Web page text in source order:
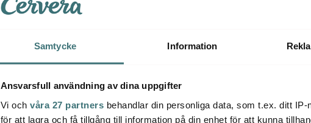
Samtycke Information
Ansvarsfull användning av dina uppgifter
Vi och våra 27 partners behandlar din personliga data, som t.ex. ditt
för att lagra och få tillgång till information på din enhet för att kunna